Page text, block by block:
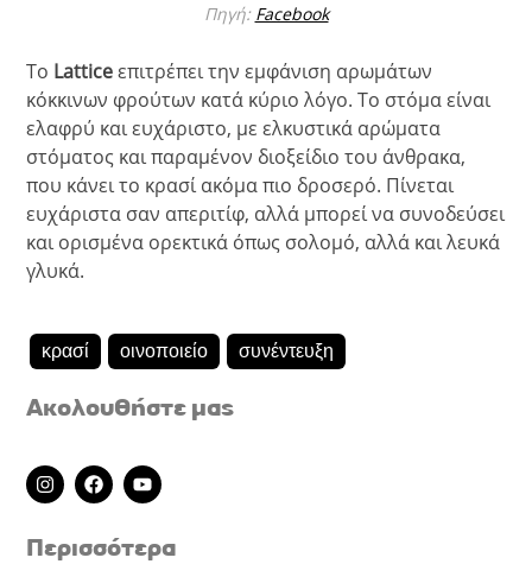
Πηγή: Facebook
Το Latticeεπιτρέπει την εμφάνιση αρωμάτων
κόκκινων φρούτων κατά κύριο λόγο. Το στόμα είναι
ελαφρύ και ευχάριστο, με ελκυστικά αρώματα
στόματος και παραμένον διοξείδιο του άνθρακα,
που κάνει το κρασί ακόμα πιο δροσερό. Πίνεται
ευχάριστα σαν απεριτίφ, αλλά μπορεί να συνοδεύσει
και ορισμένα ορεκτικά όπως σολομό, αλλά και λευκά
γλυκά.
κρασί οινοποιείο συνέντευξη
Ακολουθήστε μας
I
n
s
a
F
a
c
b
Y
o
u
u
b
Περισσότερα